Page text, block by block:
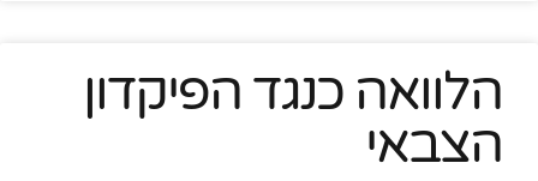
הלוואה כנגד הפיקדון
הצבאי